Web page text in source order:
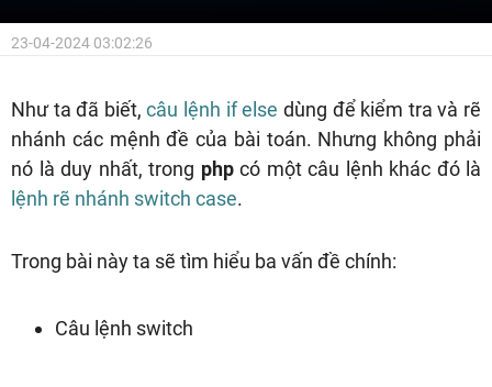
23-04-2024 03:02:26
Như ta đã biết,câu lệnh if else dùng để kiểm tra và rẽ
nhánh các mệnh đề của bài toán. Nhưng không phải
nó là duy nhất, trong phpcó một câu lệnh khác đó là
lệnh rẽ nhánh switch case.
Trong bài này ta sẽ tìm hiểu ba vấn đề chính:
Câu lệnh switch